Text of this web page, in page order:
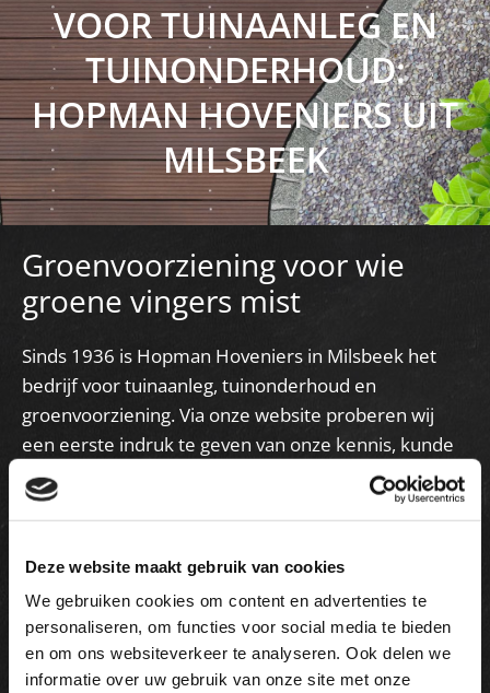
Deze website maakt gebruik van cookies
We gebruiken cookies om content en advertenties te
personaliseren, om functies voor social media te bieden
en om ons websiteverkeer te analyseren. Ook delen we
informatie over uw gebruik van onze site met onze
VOOR TUINAANLEG EN
TUINONDERHOUD:
HOPMAN HOVENIERS UIT
MILSBEEK
Groenvoorziening voor wie
groene vingers mist
Sinds 1936 is Hopman Hoveniers in Milsbeek het
bedrijf voor tuinaanleg, tuinonderhoud en
groenvoorziening. Via onze website proberen wij
een eerste indruk te geven van onze kennis, kunde
en onze bedrijfsfilosofie.
Lees wat er zoal mogelijk is en laat u inspireren door
daarop ziet. Daarom komen we graag bij u langs om
uw wensen en onze mogelijkheden met u te
bespreken.
Bel ons gerust via0485-54 14 44.